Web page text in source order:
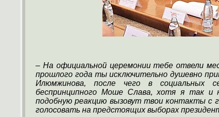
– На официальной церемонии тебе отвели
прошлого года ты исключительно душевно
Илюмжинова, после чего в социальных
беспринципного Моше Слава, хотя я так
подобную реакцию вызовут твои контакты с
голосовать на предстоящих выборах